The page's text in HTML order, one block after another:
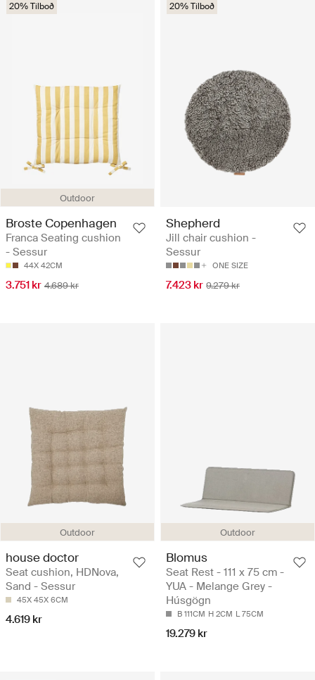
Outdoor
20% Tilboð
Broste Copenhagen
Franca Seating cushion
- Sessur
44X 42CM
3.751 kr 4.689 kr
20% Tilboð
Shepherd
Jill chair cushion -
Sessur
ONE SIZE
7.423 kr 9.279 kr
Outdoor
house doctor
Seat cushion, HDNova,
Sand - Sessur
45X 45X 6CM
4.619 kr
Outdoor
Blomus
Seat Rest - 111 x 75 cm -
YUA - Melange Grey -
Húsgögn
B 111CM H 2CM L 75CM
19.279 kr